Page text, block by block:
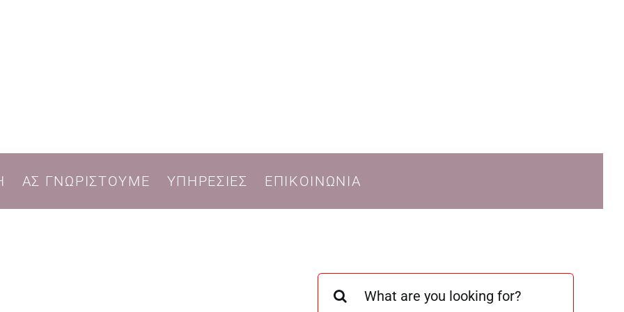
ΑΣ ΓΝΩΡΙΣΤΟΥΜΕ ΥΠΗΡΕΣΙΕΣ ΕΠΙΚΟΙΝΩΝΙΑ
for: